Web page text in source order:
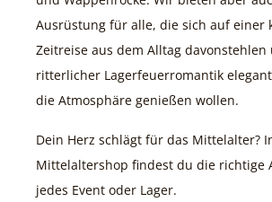
Ausrüstung für alle, die sich auf einer
Zeitreise aus dem Alltag davonstehlen
ritterlicher Lagerfeuerromantik
die Atmosphäre genießen wollen.
Dein Herz schlägt für das Mittelalter?
Mittelaltershop findest du die richtige
jedes Event oder Lager.